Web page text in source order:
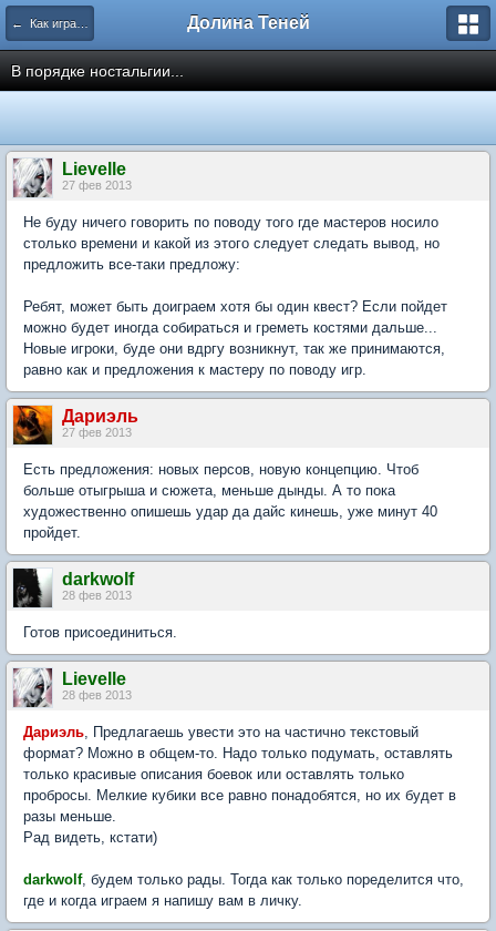
← Как играть? Долина Теней
В порядке ностальгии...
Lievelle
27 фев 2013
Не буду ничего говорить по поводу того где мастеров носило
столько времени и какой из этого следует следать вывод, но
предложить все-таки предложу:
Ребят, может быть доиграем хотя бы один квест? Если пойдет
можно будет иногда собираться и греметь костями дальше...
Новые игроки, буде они вдргу возникнут, так же принимаются,
равно как и предложения к мастеру по поводу игр.
Дариэль
27 фев 2013
Есть предложения: новых персов, новую концепцию. Чтоб
больше отыгрыша и сюжета, меньше дынды. А то пока
художественно опишешь удар да дайс кинешь, уже минут 40
пройдет.
darkwolf
28 фев 2013
Готов присоединиться.
Lievelle
28 фев 2013
Дариэль, Предлагаешь увести это на частично текстовый
формат? Можно в общем-то. Надо только подумать, оставлять
только красивые описания боевок или оставлять только
пробросы. Мелкие кубики все равно понадобятся, но их будет в
разы меньше.
Рад видеть, кстати)
darkwolf, будем только рады. Тогда как только поределится что,
где и когда играем я напишу вам в личку.